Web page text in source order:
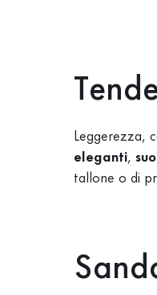
Leggerezza,
eleganti,
tallone o di